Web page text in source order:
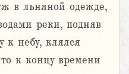
в льняной одежде,
реки, подняв
к небу, клялся
к концу времени